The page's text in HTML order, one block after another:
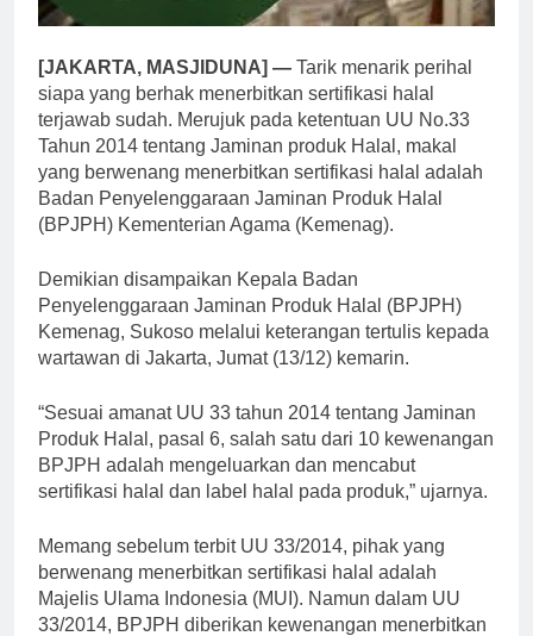
[JAKARTA, MASJIDUNA] — Tarik menarik perihal
siapa yang berhak menerbitkan sertifikasi halal
terjawab sudah. Merujuk pada ketentuan UU No.33
Tahun 2014 tentang Jaminan produk Halal, makal
yang berwenang menerbitkan sertifikasi halal adalah
Badan Penyelenggaraan Jaminan Produk Halal
(BPJPH) Kementerian Agama (Kemenag).
Demikian disampaikan Kepala Badan
Penyelenggaraan Jaminan Produk Halal (BPJPH)
Kemenag, Sukoso melalui keterangan tertulis kepada
wartawan di Jakarta, Jumat (13/12) kemarin.
“Sesuai amanat UU 33 tahun 2014 tentang Jaminan
Produk Halal, pasal 6, salah satu dari 10 kewenangan
BPJPH adalah mengeluarkan dan mencabut
sertifikasi halal dan label halal pada produk,” ujarnya.
Memang sebelum terbit UU 33/2014, pihak yang
berwenang menerbitkan sertifikasi halal adalah
Majelis Ulama Indonesia (MUI). Namun dalam UU
33/2014, BPJPH diberikan kewenangan menerbitkan